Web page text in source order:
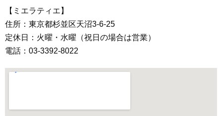
【ミエラティエ】
住所：東京都杉並区天沼3-6-25
定休日：火曜・水曜（祝日の場合は営業）
電話：03-3392-8022